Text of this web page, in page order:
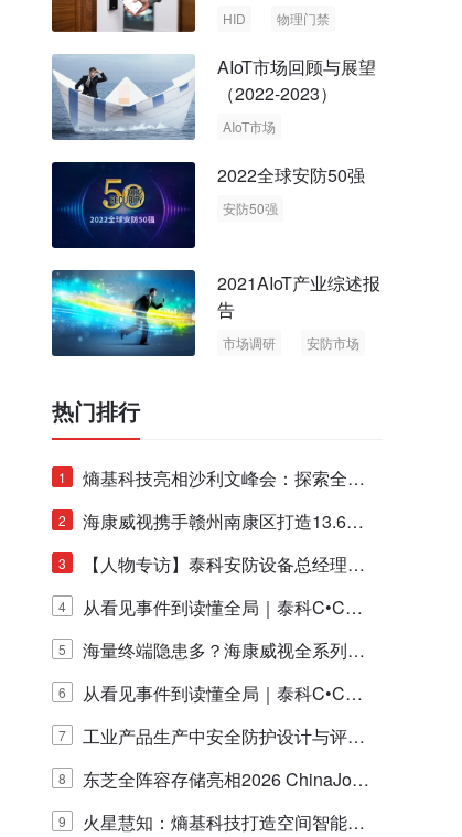
案，启动智慧安全新
HID 物理门禁
AIoT市场回顾与展望
（2022-2023）
AIoT市场
2022全球安防50强
安防50强
2021AIoT产业综述报
告
市场调研
安防市场
热门排行
1
熵基科技亮相沙利文峰会：探索全栈
脑机技术商业化生态新路径
2
海康威视携手赣州南康区打造13.6公
里绿波网
3
【人物专访】泰科安防设备总经理张
宁解码安防出海新范式
4
从看见事件到读懂全局｜泰科C•CUR
E IQ 3.20开启安防运营智能新时代
5
海量终端隐患多？海康威视全系列物
联安全产品，四层守护更放心！
6
从看见事件到读懂全局｜泰科C•CUR
E IQ 3.20开启安防运营智能新时代
7
工业产品生产中安全防护设计与评估
的实践与探讨
8
东芝全阵容存储亮相2026 ChinaJo
y，以海量数据底座赋能“与AI同游”新
9
火星慧知：熵基科技打造空间智能时